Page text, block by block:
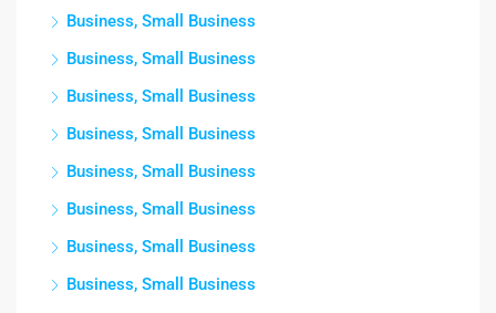
Business, Small Business
Business, Small Business
Business, Small Business
Business, Small Business
Business, Small Business
Business, Small Business
Business, Small Business
Business, Small Business